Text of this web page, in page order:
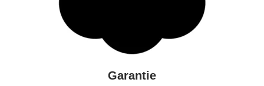
Garantie